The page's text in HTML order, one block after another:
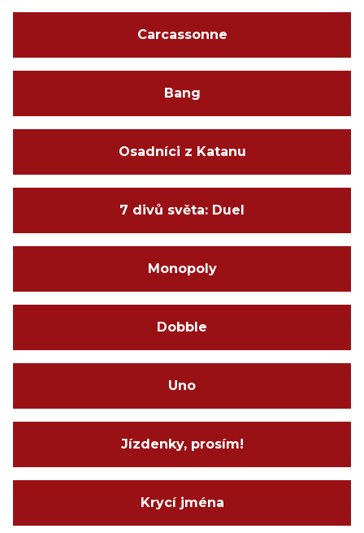
Carcassonne
Bang
Osadníci z Katanu
7 divů světa: Duel
Monopoly
Dobble
Uno
Jízdenky, prosím!
Krycí jména